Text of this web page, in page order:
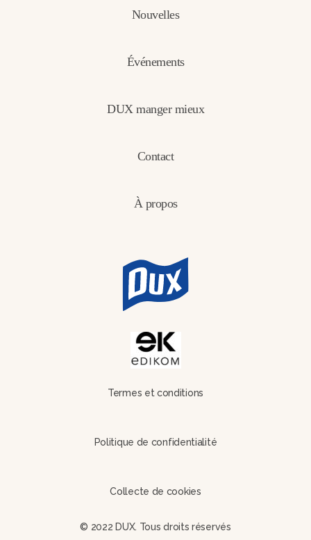
Nouvelles
Événements
DUX manger mieux
Contact
À propos
Termes et conditions
Politique de confidentialité
Collecte de cookies
© 2022 DUX. Tous droits réservés